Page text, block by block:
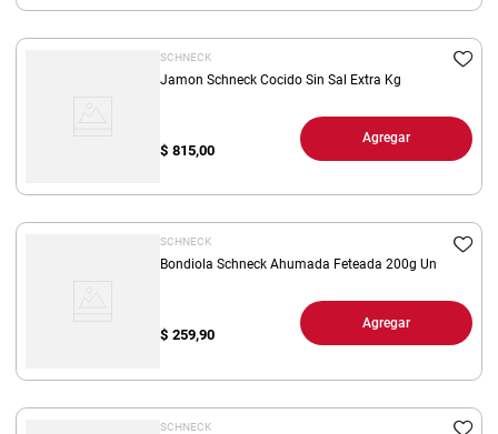
SCHNECK
Jamon Schneck Cocido Sin Sal Extra Kg
$ 815,00
Agregar
SCHNECK
Bondiola Schneck Ahumada Feteada 200g Un
$ 259,90
Agregar
SCHNECK